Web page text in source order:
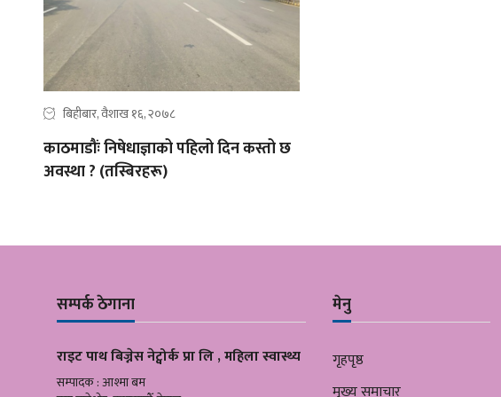
बिहीबार, वैशाख १६, २०७८
काठमाडौंः निषेधाज्ञाको पहिलो दिन कस्तो छ
अवस्था ? (तस्बिरहरू)
सम्पर्क ठेगाना
राइट पाथ बिज्नेस नेट्वोर्क प्रा लि , महिला स्वास्थ्य
सम्पादक : आश्मा बम
मेनु
गृहपृष्ठ
मुख्य समाचार